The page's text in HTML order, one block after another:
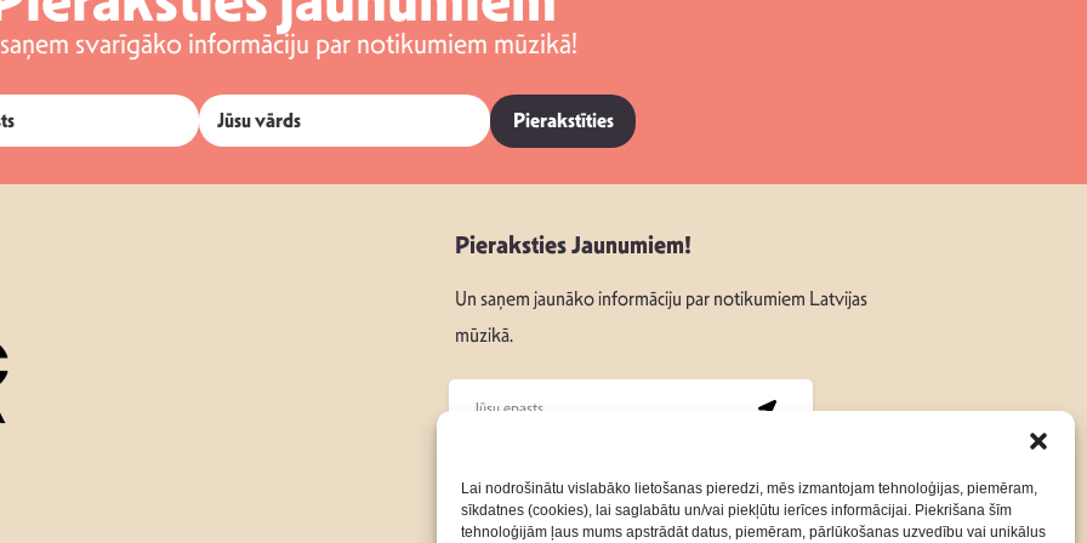
Lai nodrošinātu vislabāko lietošanas pieredzi, mēs izmantojam tehnoloģijas, piemēram,
sīkdatnes (cookies), lai saglabātu un/vai piekļūtu ierīces informācijai. Piekrišana šīm
tehnoloģijām ļaus mums apstrādāt datus, piemēram, pārlūkošanas uzvedību vai unikālus
svarīgāko informāciju par notikumiem mūzikā!
Pierakstīties
Pieraksties Jaunumiem!
Un saņem jaunāko informāciju par notikumiem Latvijas
mūzikā.
Seko mums: